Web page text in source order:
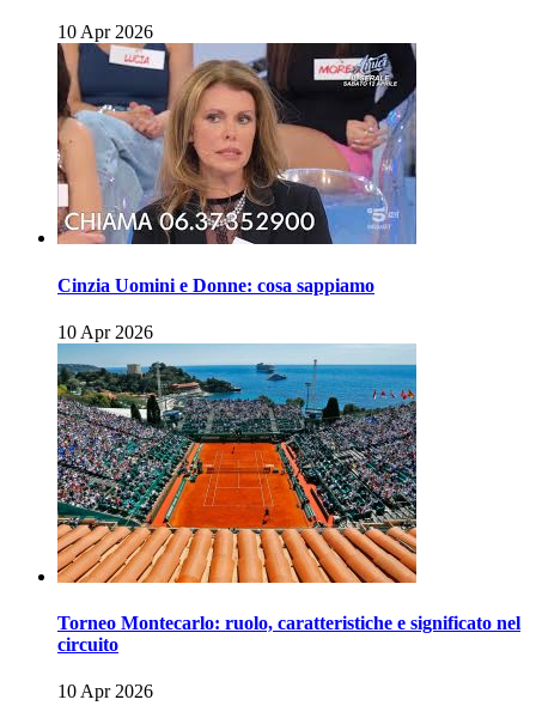
10 Apr 2026
Cinzia Uomini e Donne: cosa sappiamo
10 Apr 2026
Torneo Montecarlo: ruolo, caratteristiche e significato nel
circuito
10 Apr 2026